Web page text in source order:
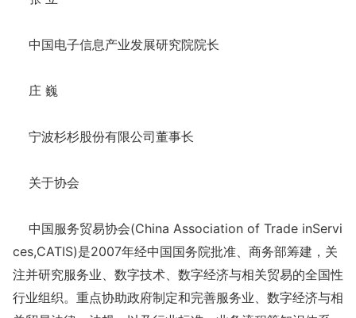
中国电子信息产业发展研究院院长
庄 巍
宁波杉杉股份有限公司董事长
关于协会
中国服务贸易协会(China Association of Trade inServi
ces,CATIS)是2007年经中国国务院批准、商务部筹建，关
注并研究服务业、数字技术、数字经济与相关贸易的全国性
行业组织。重点协助政府制定和完善服务业、数字经济与相